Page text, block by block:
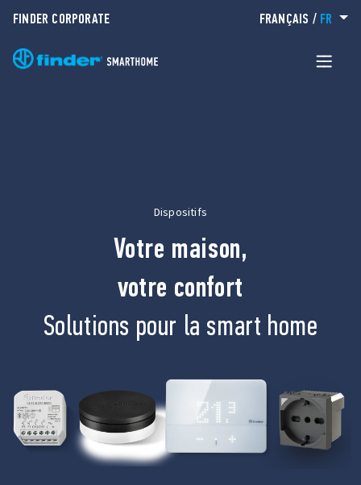
FINDER CORPORATE FRANÇAIS / FR
Dispositifs
Votre maison,
votre confort
Solutions pour la smart home